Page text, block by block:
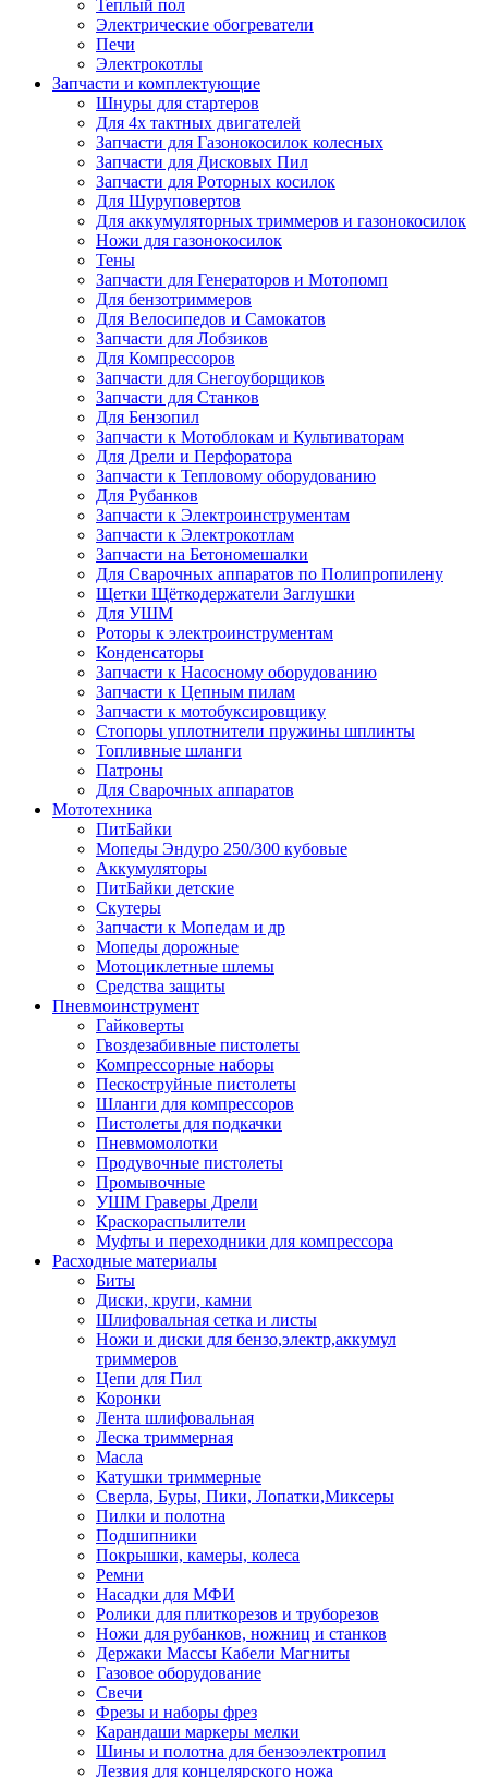
Теплый пол
Электрические обогреватели
Печи
Электрокотлы
Запчасти и комплектующие
Шнуры для стартеров
Для 4х тактных двигателей
Запчасти для Газонокосилок колесных
Запчасти для Дисковых Пил
Запчасти для Роторных косилок
Для Шуруповертов
Для аккумуляторных триммеров и газонокосилок
Ножи для газонокосилок
Тены
Запчасти для Генераторов и Мотопомп
Для бензотриммеров
Для Велосипедов и Самокатов
Запчасти для Лобзиков
Для Компрессоров
Запчасти для Снегоуборщиков
Запчасти для Станков
Для Бензопил
Запчасти к Мотоблокам и Культиваторам
Для Дрели и Перфоратора
Запчасти к Тепловому оборудованию
Для Рубанков
Запчасти к Электроинструментам
Запчасти к Электрокотлам
Запчасти на Бетономешалки
Для Сварочных аппаратов по Полипропилену
Щетки Щёткодержатели Заглушки
Для УШМ
Роторы к электроинструментам
Конденсаторы
Запчасти к Насосному оборудованию
Запчасти к Цепным пилам
Запчасти к мотобуксировщику
Стопоры уплотнители пружины шплинты
Топливные шланги
Патроны
Для Сварочных аппаратов
Мототехника
ПитБайки
Мопеды Эндуро 250/300 кубовые
Аккумуляторы
ПитБайки детские
Скутеры
Запчасти к Мопедам и др
Мопеды дорожные
Мотоциклетные шлемы
Средства защиты
Пневмоинструмент
Гайковерты
Гвоздезабивные пистолеты
Компрессорные наборы
Пескоструйные пистолеты
Шланги для компрессоров
Пистолеты для подкачки
Пневмомолотки
Продувочные пистолеты
Промывочные
УШМ Граверы Дрели
Краскораспылители
Муфты и переходники для компрессора
Расходные материалы
Биты
Диски, круги, камни
Шлифовальная сетка и листы
Ножи и диски для бензо,электр,аккумул
триммеров
Цепи для Пил
Коронки
Лента шлифовальная
Леска триммерная
Масла
Катушки триммерные
Сверла, Буры, Пики, Лопатки,Миксеры
Пилки и полотна
Подшипники
Покрышки, камеры, колеса
Ремни
Насадки для МФИ
Ролики для плиткорезов и труборезов
Ножи для рубанков, ножниц и станков
Держаки Массы Кабели Магниты
Газовое оборудование
Свечи
Фрезы и наборы фрез
Карандаши маркеры мелки
Шины и полотна для бензоэлектропил
Лезвия для концелярского ножа